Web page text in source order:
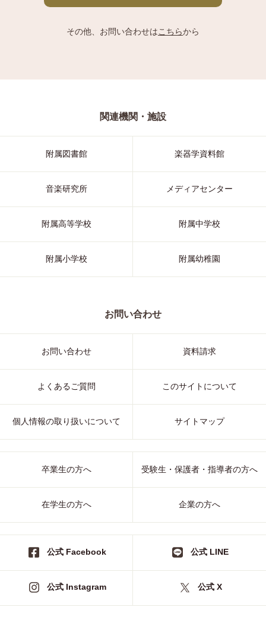
その他、お問い合わせはこちらから
関連機関・施設
附属図書館 楽器学資料館
音楽研究所 メディアセンター
附属高等学校 附属中学校
附属小学校 附属幼稚園
お問い合わせ
お問い合わせ 資料請求
よくあるご質問 このサイトについて
個人情報の取り扱いについて サイトマップ
卒業生の方へ 受験生・保護者・指導者の方へ
在学生の方へ 企業の方へ
公式 Facebook 公式 LINE
公式 Instagram 公式 X